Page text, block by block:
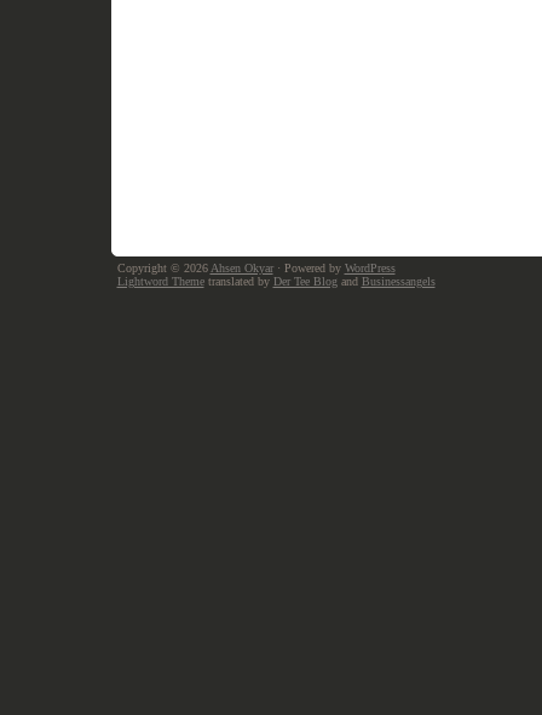
Copyright © 2026 Ahsen Okyar· Powered by WordPress
Lightword Themetranslated by Der Tee Blog and Businessangels